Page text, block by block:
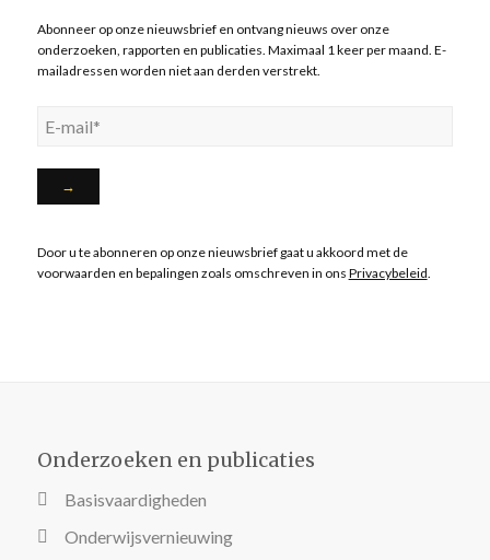
Abonneer op onze nieuwsbrief en ontvang nieuws over onze
onderzoeken, rapporten en publicaties. Maximaal 1 keer per maand. E-
mailadressen worden niet aan derden verstrekt.
Door u te abonneren op onze nieuwsbrief gaat u akkoord met de
voorwaarden en bepalingen zoals omschreven in ons Privacybeleid.
Onderzoeken en publicaties
Basisvaardigheden
Onderwijsvernieuwing